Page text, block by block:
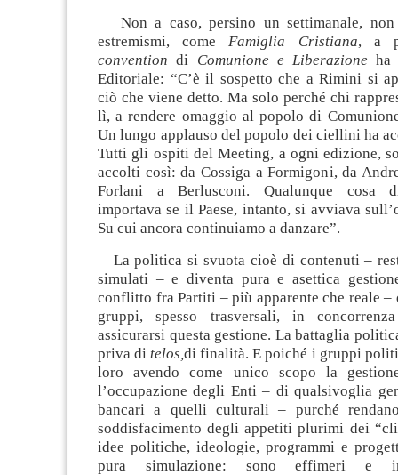
Non a caso, persino un settimanale, non
estremismi, comeFamiglia Cristiana, a
convention di Comunione e Liberazione ha
Editoriale: “C’è il sospetto che a Rimini si
ciò che viene detto. Ma solo perché chi
lì, a rendere omaggio al popolo di
Un lungo applauso del popolo dei ciellini ha
Tutti gli ospiti del Meeting, a ogni edizione,
accolti così: da Cossiga a Formigoni, da
Forlani a Berlusconi. Qualunque cosa
importava se il Paese, intanto, si avviava
Su cui ancora continuiamo a danzare”.
La politica si svuota cioè di contenuti –
simulati – e diventa pura e asettica
conflitto fra Partiti – più apparente che reale
gruppi, spesso trasversali, in
assicurarsi questa gestione. La battaglia
priva ditelos,di finalità. E poiché i gruppi
loro avendo come unico scopo la
l’occupazione degli Enti – di qualsivoglia
bancari a quelli culturali – purché
soddisfacimento degli appetiti plurimi dei
idee politiche, ideologie, programmi e
pura simulazione: sono effimeri e